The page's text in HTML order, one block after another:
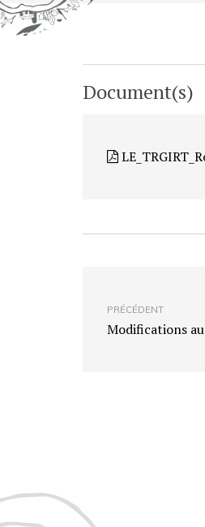
Document(s)
PRÉCÉDENT
Modifications